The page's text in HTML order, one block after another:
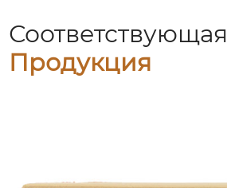
Соответствующая
Продукция